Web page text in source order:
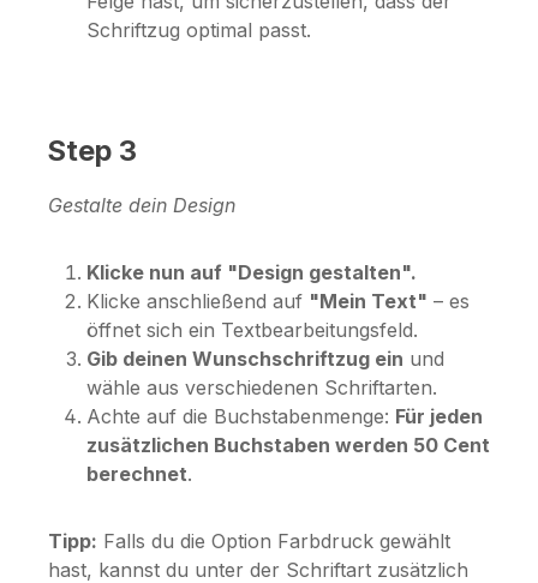
Schriftzug optimal passt.
Step 3
Gestalte dein Design
Klicke nun auf "Design gestalten".
Klicke anschließend auf "Mein Text" – es
öffnet sich ein Textbearbeitungsfeld.
Gib deinen Wunschschriftzug ein und
wähle aus verschiedenen Schriftarten.
Achte auf die Buchstabenmenge: Für jeden
zusätzlichen Buchstaben werden 50 Cent
berechnet.
Tipp: Falls du die Option Farbdruck gewählt
hast, kannst du unter der Schriftart zusätzlich